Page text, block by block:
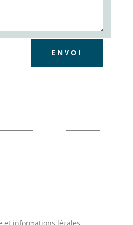
ENVOI
et informations légales